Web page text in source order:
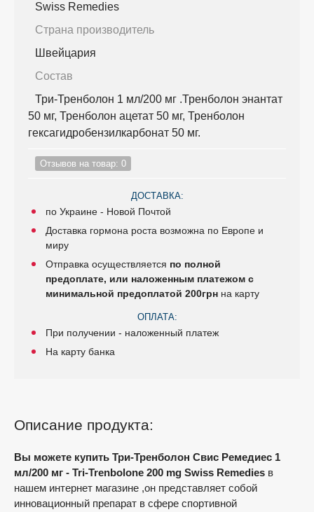
Swiss Remedies
Страна производитель
Швейцария
Состав
Три-Тренболон 1 мл/200 мг .Тренболон энантат
50 мг, Тренболон ацетат 50 мг, Тренболон
гексагидробензилкарбонат 50 мг.
Отзывов на товар: 0
ДОСТАВКА:
по Украине - Новой Почтой
Доставка гормона роста возможна по Европе и
миру
Отправка осуществляется по полной
предоплате, или наложенным платежом с
минимальной предоплатой 200грн на карту
ОПЛАТА:
При получении - наложенный платеж
На карту банка
Описание продукта:
Вы можете купить Три-Тренболон Свис Ремедиес 1
мл/200 мг - Tri-Trenbolone 200 mg Swiss Remedies в
нашем интернет магазине ,он представляет собой
инновационный препарат в сфере спортивной